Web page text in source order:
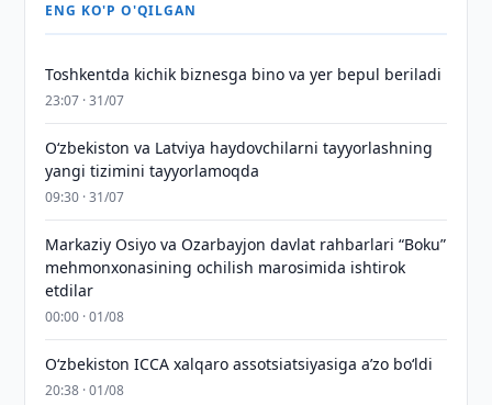
ENG KO'P O'QILGAN
Toshkentda kichik biznesga bino va yer bepul beriladi
23:07 · 31/07
Oʻzbekiston va Latviya haydovchilarni tayyorlashning
yangi tizimini tayyorlamoqda
09:30 · 31/07
Markaziy Osiyo va Ozarbayjon davlat rahbarlari “Boku”
mehmonxonasining ochilish marosimida ishtirok
etdilar
00:00 · 01/08
O‘zbekiston ICCA xalqaro assotsiatsiyasiga aʼzo bo‘ldi
20:38 · 01/08